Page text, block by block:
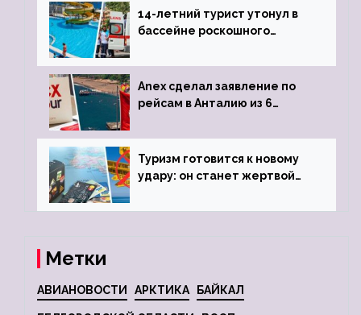
14-летний турист утонул в
бассейне роскошного
Anex сделал заявление по
рейсам в Анталию из 6
Туризм готовится к новому
удару: он станет жертвой
Метки
АВИАНОВОСТИ АРКТИКА БАЙКАЛ